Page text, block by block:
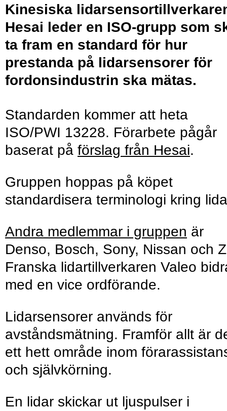
Kinesiska
Hesai leder en ISO-grupp som
ta fram en standard för hur
prestanda på lidarsensorer för
fordonsindustrin ska mätas.
Standarden kommer att heta
ISO/PWI 13228. Förarbete pågår
baserat på förslag från Hesai.
Gruppen hoppas på köpet
standardisera terminologi kring
Andra medlemmar i gruppen är
Denso, Bosch, Sony, Nissan och
Franska lidartillverkaren Valeo
med en vice ordförande.
Lidarsensorer används för
avståndsmätning. Framför allt är
ett hett område inom
och självkörning.
En lidar skickar ut ljuspulser i